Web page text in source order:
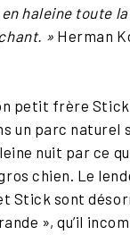
en haleine toute
» Herman
petit frère
un parc naturel
nuit par ce
chien. Le
Stick sont
», qu’il